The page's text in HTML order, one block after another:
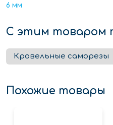
6 мм
С этим товаром
Кровельные саморезы
Похожие товары